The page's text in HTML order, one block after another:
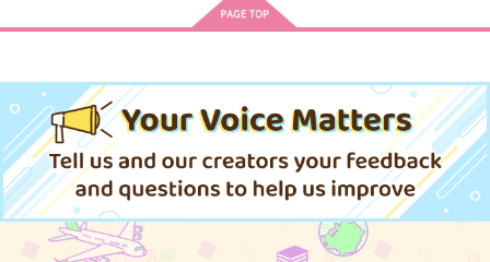
よってよ、
大盛り海鮮丼いくらの
せ
（税込）
day dream
大盛り海鮮丼いくらの
せ
君がいないなん
て、 そんな人生意味
がない
春の炉
787円
く 9
KADOKAWA
1,430円 （税込）
サンプル
作品詳細
宇宙船持ちだったの
で、一戸建て目指して
傭兵として自由に生き
KADOKAWA
サンプル
作品詳細
宇宙船持ちだったの
で、一戸建て目指して
傭兵として自由に生き
KADOKAWA
1,650 円（税込）
サンプル
作品詳細